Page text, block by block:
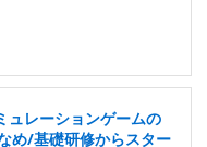
ュレーションゲームの
め/基礎研修からスター